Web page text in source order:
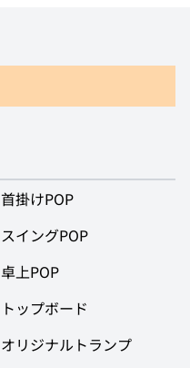
首掛けPOP
スイングPOP
卓上POP
トップボード
オリジナルトランプ